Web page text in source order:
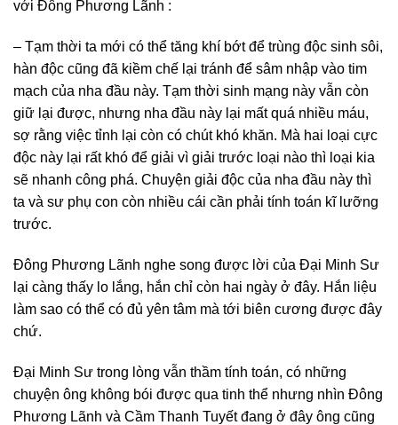
với Đông Phương Lãnh :
– Tạm thời ta mới có thể tăng khí bớt để trùng độc sinh sôi,
hàn độc cũng đã kiềm chế lại tránh để sâm nhập vào tim
mạch của nha đầu này. Tạm thời sinh mạng này vẫn còn
giữ lại được, nhưng nha đầu này lại mất quá nhiều máu,
sợ rằng việc tỉnh lại còn có chút khó khăn. Mà hai loại cực
độc này lại rất khó để giải vì giải trước loại nào thì loại kia
sẽ nhanh công phá. Chuyện giải độc của nha đầu này thì
ta và sư phụ con còn nhiều cái cần phải tính toán kĩ lưỡng
trước.
Đông Phương Lãnh nghe song được lời của Đại Minh Sư
lại càng thấy lo lắng, hắn chỉ còn hai ngày ở đây. Hắn liệu
làm sao có thể có đủ yên tâm mà tới biên cương được đây
chứ.
Đại Minh Sư trong lòng vẫn thầm tính toán, có những
chuyện ông không bói được qua tinh thể nhưng nhìn Đông
Phương Lãnh và Cầm Thanh Tuyết đang ở đây ông cũng